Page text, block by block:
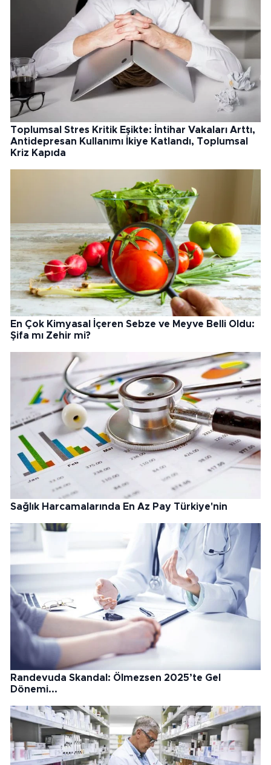
Toplumsal Stres Kritik Eşikte: İntihar Vakaları Arttı,
Antidepresan Kullanımı İkiye Katlandı, Toplumsal
Kriz Kapıda
En Çok Kimyasal İçeren Sebze ve Meyve Belli Oldu:
Şifa mı Zehir mi?
Sağlık Harcamalarında En Az Pay Türkiye'nin
Randevuda Skandal: Ölmezsen 2025’te Gel
Dönemi...